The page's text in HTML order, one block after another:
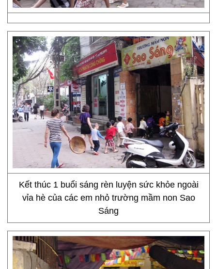
Kết thúc 1 buổi sáng rèn luyện sức khỏe ngoài
vỉa hè của các em nhỏ trường mầm non Sao
Sáng